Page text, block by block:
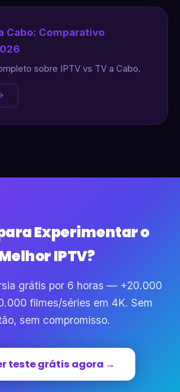
Cabo: Comparativo
sobre IPTV vs TV a Cabo.
Experimentar o
IPTV?
grátis por 6 horas — +20.000
filmes/séries em 4K. Sem
sem compromisso.
teste grátis agora →